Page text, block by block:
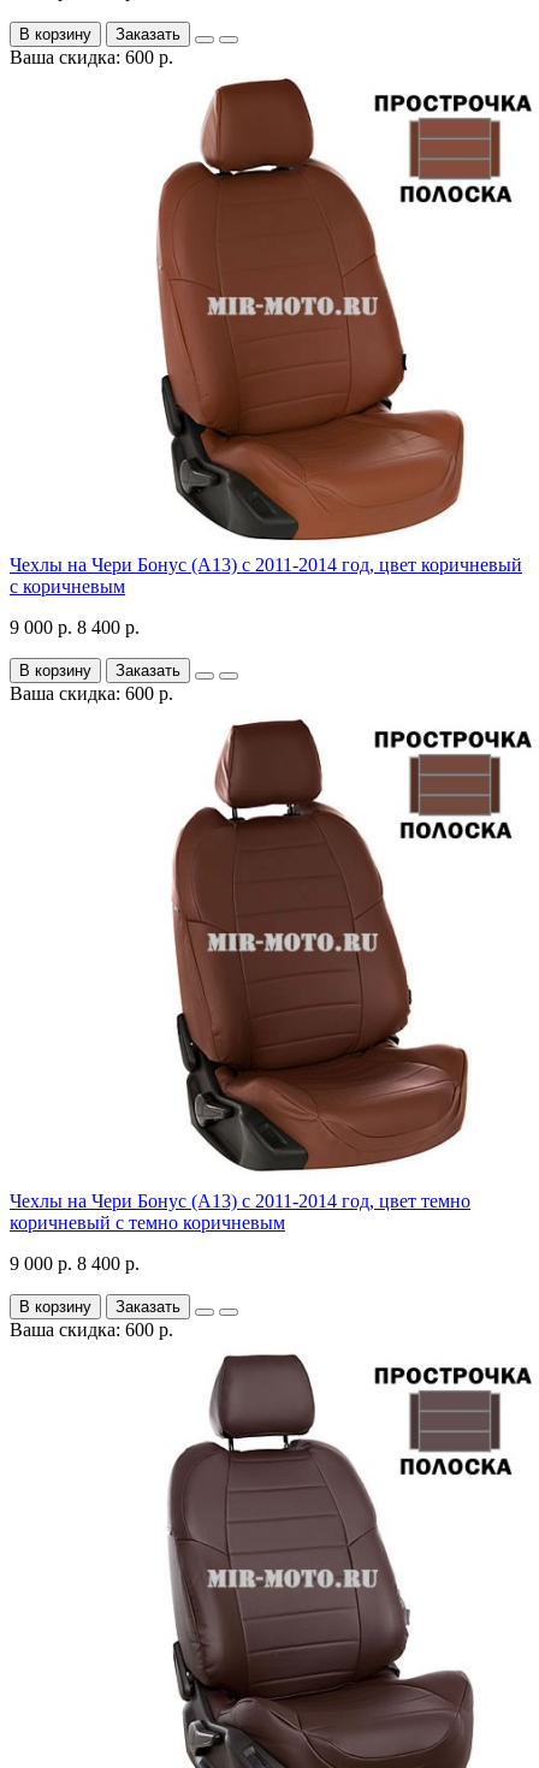
В корзину Заказать
Ваша скидка: 600 р.
Чехлы на Чери Бонус (A13) c 2011-2014 год, цвет коричневый
с коричневым
9 000 р. 8 400 р.
В корзину Заказать
Ваша скидка: 600 р.
Чехлы на Чери Бонус (A13) c 2011-2014 год, цвет темно
коричневый с темно коричневым
9 000 р. 8 400 р.
В корзину Заказать
Ваша скидка: 600 р.